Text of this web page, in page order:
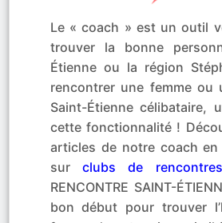
Le « coach » est un outil
trouver la bonne
Étienne ou la région
rencontrer une femme ou
Saint-Étienne célibataire,
cette fonctionnalité !
articles de notre coach
sur clubs de rencontres
RENCONTRE SAINT-
bon début pour trouver